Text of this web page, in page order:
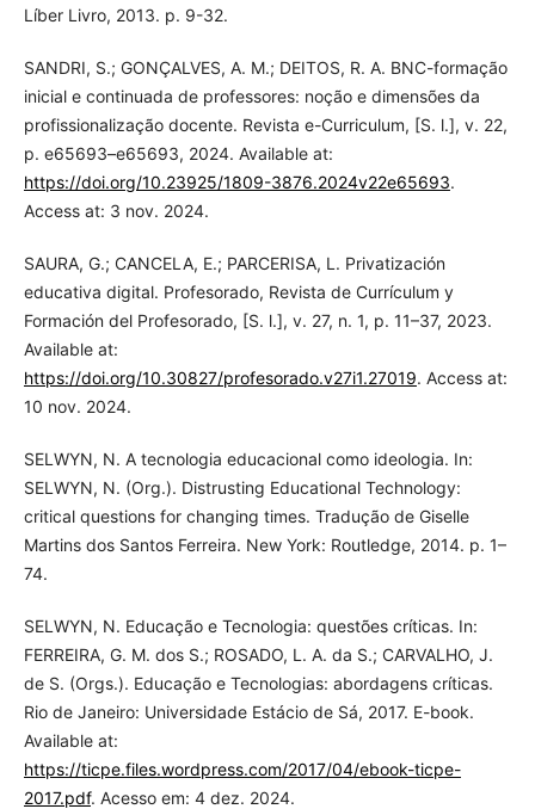
Líber Livro, 2013. p. 9-32.
SANDRI, S.; GONÇALVES, A. M.; DEITOS, R. A. BNC-formação
inicial e continuada de professores: noção e dimensões da
profissionalização docente. Revista e-Curriculum, [S. l.], v. 22,
p. e65693–e65693, 2024. Available at:
https://doi.org/10.23925/1809-3876.2024v22e65693.
Access at: 3 nov. 2024.
SAURA, G.; CANCELA, E.; PARCERISA, L. Privatización
educativa digital. Profesorado, Revista de Currículum y
Formación del Profesorado, [S. l.], v. 27, n. 1, p. 11–37, 2023.
Available at:
https://doi.org/10.30827/profesorado.v27i1.27019. Access at:
10 nov. 2024.
SELWYN, N. A tecnologia educacional como ideologia. In:
SELWYN, N. (Org.). Distrusting Educational Technology:
critical questions for changing times. Tradução de Giselle
Martins dos Santos Ferreira. New York: Routledge, 2014. p. 1–
74.
SELWYN, N. Educação e Tecnologia: questões críticas. In:
FERREIRA, G. M. dos S.; ROSADO, L. A. da S.; CARVALHO, J.
de S. (Orgs.). Educação e Tecnologias: abordagens críticas.
Rio de Janeiro: Universidade Estácio de Sá, 2017. E-book.
Available at:
https://ticpe.files.wordpress.com/2017/04/ebook-ticpe-
2017.pdf. Acesso em: 4 dez. 2024.